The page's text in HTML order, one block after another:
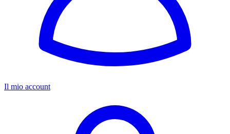
Il mio account